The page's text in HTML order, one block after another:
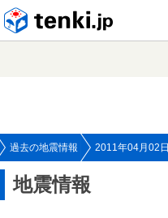
過去の地震情報 2011年04月02日
地震情報